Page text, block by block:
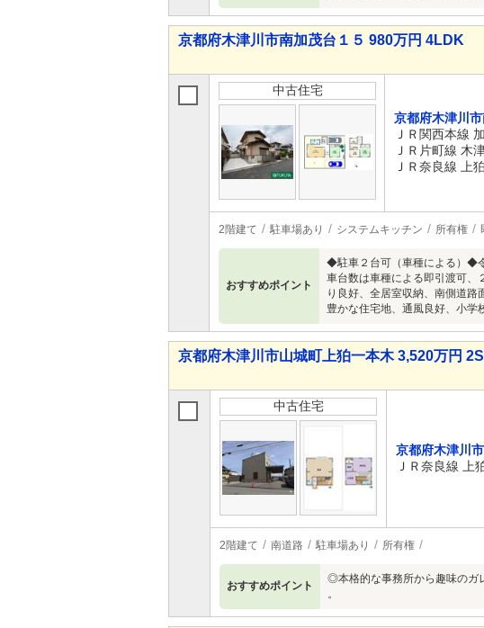
京都府木津川市南加茂台１５ 980万円 4LDK
中古住宅
京都府木津川
ＪＲ関西本線
ＪＲ片町線 木
ＪＲ奈良線 上
2階建て 駐車場あり システムキッチン 所有権
おすすめポイント
◆駐車２台可（車種による）◆
車台数は車種による即引渡可、
り良好、全居室収納、南側道
豊かな住宅地、通風良好、小学
京都府木津川市山城町上狛一本木 3,520万円
中古住宅
京都府木津川
ＪＲ奈良線 上
2階建て 南道路 駐車場あり 所有権
おすすめポイント
◎本格的な事務所から趣味のガ
。